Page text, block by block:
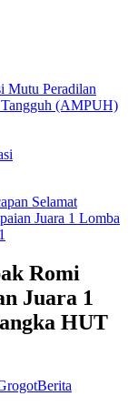
Mutu Peradilan
(AMPUH)
Selamat
Juara 1 Lomba
Romi
Juara 1
HUT
Berita